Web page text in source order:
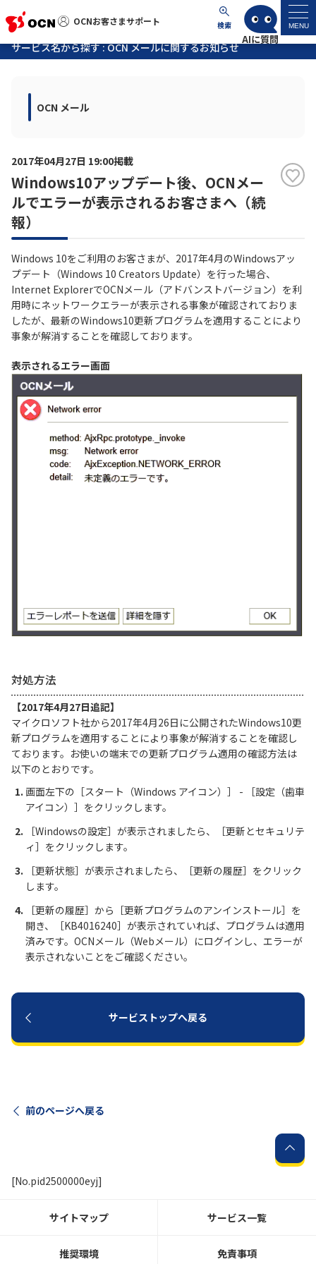
OCNお客さまサポート 検索 MENU
OCNお客さまサポート
マイページ
サポートトップ
よくあるご質問
各種ダウンロード
お問い合わせ
NTTドコモビジネスのお客さ
まはこちら
工事・故障情報通知
OCN サービス一覧
サービス名から探す : OCN メールに関するお知らせ
OCN メール
2017年04月27日 19:00掲載
Windows10アップデート後、OCNメー
ルでエラーが表示されるお客さまへ（続
報）
Windows 10をご利用のお客さまが、2017年4月のWindowsアッ
プデート（Windows 10 Creators Update）を行った場合、
Internet ExplorerでOCNメール（アドバンストバージョン）を利
用時にネットワークエラーが表示される事象が確認されておりま
したが、最新のWindows10更新プログラムを適用することにより
事象が解消することを確認しております。
表示されるエラー画面
対処方法
【2017年4月27日追記】
マイクロソフト社から2017年4月26日に公開されたWindows10更
新プログラムを適用することにより事象が解消することを確認し
ております。お使いの端末での更新プログラム適用の確認方法は
以下のとおりです。
画面左下の［スタート（Windows アイコン）］ - ［設定（歯車
アイコン）］をクリックします。
［Windowsの設定］が表示されましたら、［更新とセキュリテ
ィ］をクリックします。
［更新状態］が表示されましたら、［更新の履歴］をクリック
します。
［更新の履歴］から［更新プログラムのアンインストール］を
開き、［KB4016240］が表示されていれば、プログラムは適用
済みです。OCNメール（Webメール）にログインし、エラーが
表示されないことをご確認ください。
サービストップへ戻る
前のページへ戻る
[No.pid2500000eyj]
サイトマップ サービス一覧
推奨環境 免責事項